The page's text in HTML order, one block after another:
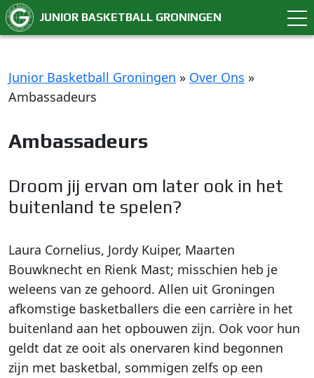
JUNIOR BASKETBALL GRONINGEN
Junior Basketball Groningen » Over Ons »
Ambassadeurs
Ambassadeurs
Droom jij ervan om later ook in het
buitenland te spelen?
Laura Cornelius, Jordy Kuiper, Maarten
Bouwknecht en Rienk Mast; misschien heb je
weleens van ze gehoord. Allen uit Groningen
afkomstige basketballers die een carrière in het
buitenland aan het opbouwen zijn. Ook voor hun
geldt dat ze ooit als onervaren kind begonnen
zijn met basketbal, sommigen zelfs op een